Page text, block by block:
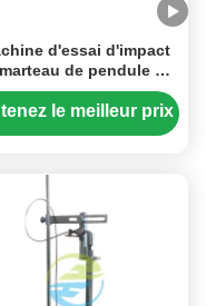
d'essai d'impact
de pendule du
60884-1 pour 2J et ci-
dessous
le meilleur prix